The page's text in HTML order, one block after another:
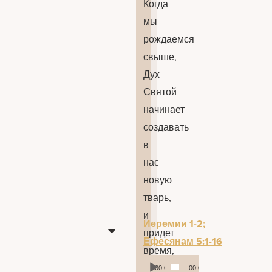
Аудиоплеер
00:00 00:00
Когда
мы
рождаемся
свыше,
Дух
Святой
начинает
создавать
в
нас
новую
тварь,
и
придет
время,
когда
Иеремии 1-2;
Ефесянам 5:1-16